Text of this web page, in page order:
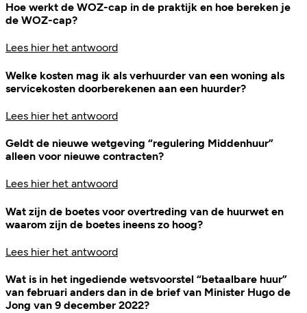
Hoe werkt de WOZ-cap in de praktijk en hoe bereken je
de WOZ-cap?
Lees hier het antwoord
Welke kosten mag ik als verhuurder van een woning als
servicekosten doorberekenen aan een huurder?
Lees hier het antwoord
Geldt de nieuwe wetgeving “regulering Middenhuur”
alleen voor nieuwe contracten?
Lees hier het antwoord
Wat zijn de boetes voor overtreding van de huurwet en
waarom zijn de boetes ineens zo hoog?
Lees hier het antwoord
Wat is in het ingediende wetsvoorstel “betaalbare huur”
van februari anders dan in de brief van Minister Hugo de
Jong van 9 december 2022?